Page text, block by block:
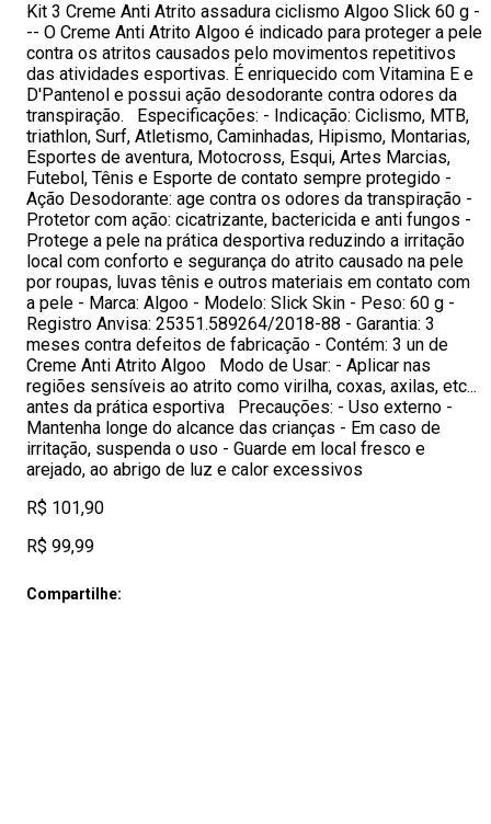
Kit 3 Creme Anti Atrito assadura ciclismo Algoo Slick 60 g -
-- O Creme Anti Atrito Algoo é indicado para proteger a pele
contra os atritos causados pelo movimentos repetitivos
das atividades esportivas. É enriquecido com Vitamina E e
D'Pantenol e possui ação desodorante contra odores da
transpiração. Especificações: - Indicação: Ciclismo, MTB,
triathlon, Surf, Atletismo, Caminhadas, Hipismo, Montarias,
Esportes de aventura, Motocross, Esqui, Artes Marcias,
Futebol, Tênis e Esporte de contato sempre protegido -
Ação Desodorante: age contra os odores da transpiração -
Protetor com ação: cicatrizante, bactericida e anti fungos -
Protege a pele na prática desportiva reduzindo a irritação
local com conforto e segurança do atrito causado na pele
por roupas, luvas tênis e outros materiais em contato com
a pele - Marca: Algoo - Modelo: Slick Skin - Peso: 60 g -
Registro Anvisa: 25351.589264/2018-88 - Garantia: 3
meses contra defeitos de fabricação - Contém: 3 un de
Creme Anti Atrito Algoo Modo de Usar: - Aplicar nas
regiões sensíveis ao atrito como virilha, coxas, axilas, etc...
antes da prática esportiva Precauções: - Uso externo -
Mantenha longe do alcance das crianças - Em caso de
irritação, suspenda o uso - Guarde em local fresco e
arejado, ao abrigo de luz e calor excessivos
R$ 101,90
R$ 99,99
Compartilhe: